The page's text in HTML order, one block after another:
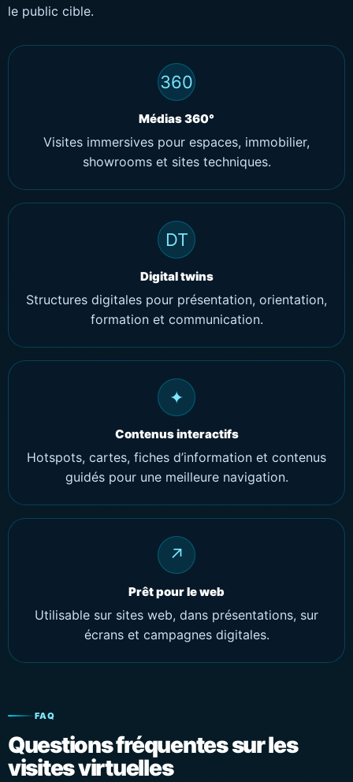
le public cible.
360
Médias 360°
Visites immersives pour espaces, immobilier,
showrooms et sites techniques.
DT
Digital twins
Structures digitales pour présentation, orientation,
formation et communication.
✦
Contenus interactifs
Hotspots, cartes, fiches d’information et contenus
guidés pour une meilleure navigation.
↗
Prêt pour le web
Utilisable sur sites web, dans présentations, sur
écrans et campagnes digitales.
FAQ
Questions fréquentes sur les
visites virtuelles